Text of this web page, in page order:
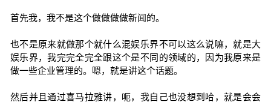
首先我，我不是这个做做做做新闻的。
也不是原来就做那个就什么混娱乐界不可以这么说嘛，就是大
娱乐界，我完完全完全跟这个是不同的领域的，因为我原来是
做一些企业管理的。嗯，就是讲这个话题。
然后并且通过喜马拉雅讲，呃，我自己也没想到哈，就是会会